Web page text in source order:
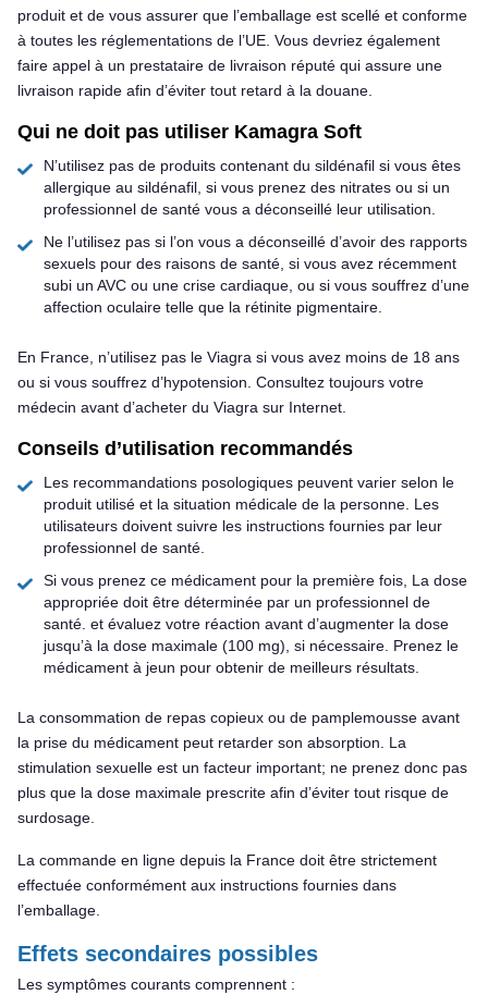
produit et de vous assurer que l’emballage est scellé et conforme
à toutes les réglementations de l’UE. Vous devriez également
faire appel à un prestataire de livraison réputé qui assure une
livraison rapide afin d’éviter tout retard à la douane.
Qui ne doit pas utiliser Kamagra Soft
N’utilisez pas de produits contenant du sildénafil si vous êtes
allergique au sildénafil, si vous prenez des nitrates ou si un
professionnel de santé vous a déconseillé leur utilisation.
Ne l’utilisez pas si l’on vous a déconseillé d’avoir des rapports
sexuels pour des raisons de santé, si vous avez récemment
subi un AVC ou une crise cardiaque, ou si vous souffrez d’une
affection oculaire telle que la rétinite pigmentaire.
En France, n’utilisez pas le Viagra si vous avez moins de 18 ans
ou si vous souffrez d’hypotension. Consultez toujours votre
médecin avant d’acheter du Viagra sur Internet.
Conseils d’utilisation recommandés
Les recommandations posologiques peuvent varier selon le
produit utilisé et la situation médicale de la personne. Les
utilisateurs doivent suivre les instructions fournies par leur
professionnel de santé.
Si vous prenez ce médicament pour la première fois, La dose
appropriée doit être déterminée par un professionnel de
santé. et évaluez votre réaction avant d’augmenter la dose
jusqu’à la dose maximale (100 mg), si nécessaire. Prenez le
médicament à jeun pour obtenir de meilleurs résultats.
La consommation de repas copieux ou de pamplemousse avant
la prise du médicament peut retarder son absorption. La
stimulation sexuelle est un facteur important; ne prenez donc pas
plus que la dose maximale prescrite afin d’éviter tout risque de
surdosage.
La commande en ligne depuis la France doit être strictement
effectuée conformément aux instructions fournies dans
l’emballage.
Effets secondaires possibles
Les symptômes courants comprennent :